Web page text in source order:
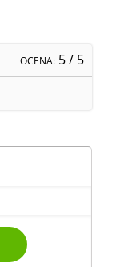
OCENA: 5/ 5